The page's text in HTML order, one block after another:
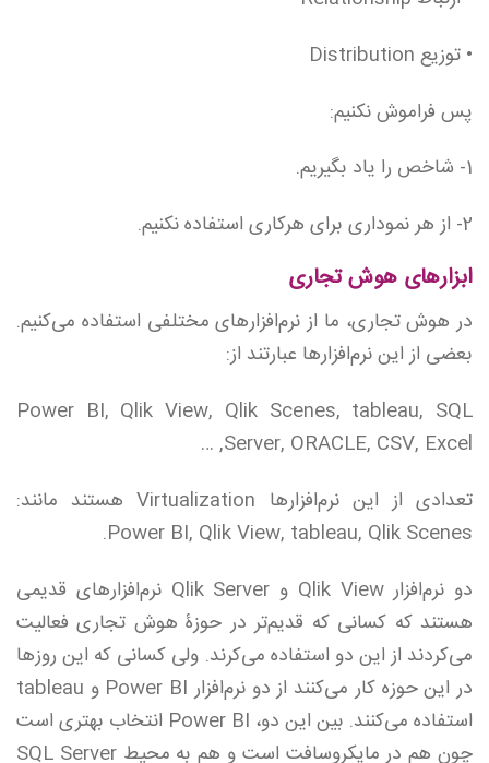
• توزیع Distribution
پس فراموش نکنیم:
1- شاخص را یاد بگیریم.
2- از هر نموداری برای هرکاری استفاده نکنیم.
ابزارهای هوش تجاری
در هوش تجاری، ما از نرم‌افزارهای مختلفی استفاده می‌کنیم.
بعضی از این نرم‌افزارها عبارتند از:
Power BI, Qlik View, Qlik Scenes, tableau, SQL
Server, ORACLE, CSV, Excel, …
تعدادی از این نرم‌افزارها Virtualization هستند مانند:
Power BI, Qlik View, tableau, Qlik Scenes.
دو نرم‌افزار Qlik View و Qlik Server نرم‌افزارهای قدیمی
هستند که کسانی که قدیم‌تر در حوزۀ هوش تجاری فعالیت
می‌کردند از این دو استفاده می‌کرند. ولی کسانی که این روزها
در این حوزه کار می‌کنند از دو نرم‌افزار Power BI‌ و tableau
استفاده می‌کنند. بین این دو، Power BI انتخاب بهتری است
چون هم در مایکروسافت است و هم به محیط SQL Server